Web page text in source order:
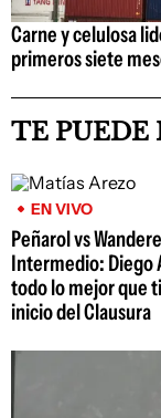
Carne y celulosa
primeros siete
TE PUEDE
EN VIVO
Peñarol vs
Intermedio: Diego
todo lo mejor que
inicio del Clausura